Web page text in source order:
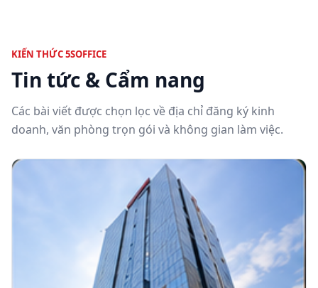
KIẾN THỨC 5SOFFICE
Tin tức & Cẩm nang
Các bài viết được chọn lọc về địa chỉ đăng ký kinh
doanh, văn phòng trọn gói và không gian làm việc.